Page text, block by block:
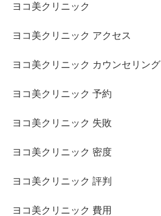
ヨコ美クリニック
ヨコ美クリニック アクセス
ヨコ美クリニック カウンセリング
ヨコ美クリニック 予約
ヨコ美クリニック 失敗
ヨコ美クリニック 密度
ヨコ美クリニック 評判
ヨコ美クリニック 費用